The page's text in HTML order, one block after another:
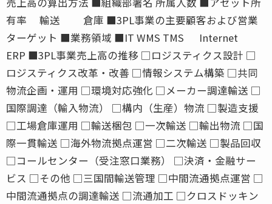
有率 輸送 倉庫 ■3PL事業の主要顧客および営業
ターゲット ■業務領域 ■IT WMS TMS Internet
ERP ■3PL事業売上高の推移 □ロジスティクス設計 □
ロジスティクス改革・改善 □情報システム構築 □共同
物流企画・運用 □環境対応強化 □メーカー調達輸送 □
国際調達（輸入物流） □構内（生産）物流 □製造支援
□工場倉庫運用 □輸送梱包 □一次輸送 □輸出物流 □国
際一貫輸送 □海外物流拠点運営 □二次輸送 □製品回収
□コールセンター（受注窓口業務） □決済・金融サー
ビス □その他 □三国間輸送管理 □中間流通拠点運営 □
中間流通拠点の調達輸送 □流通加工 □クロスドッキン